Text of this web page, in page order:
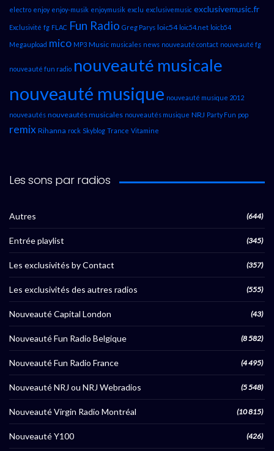
electro enjoy enjoy-musik enjoymusik exclu exclusivemusic exclusivemusic.fr
Exclusivité fg FLAC Fun Radio Greg Parys loic54 loic54.net loicb54
Megaupload mico MP3 Music musicales news nouveauté contact nouveauté fg
nouveauté fun radio nouveauté musicale
nouveauté musique nouveauté musique 2012
nouveautés nouveautés musicales nouveautés musique NRJ Party Fun pop
remix Rihanna rock Skyblog Trance Vitamine
Les sons par radios
Autres (644)
Entrée playlist (345)
Les exclusivités by Contact (357)
Les exclusivités des autres radios (555)
Nouveauté Capital London (43)
Nouveauté Fun Radio Belgique (8 582)
Nouveauté Fun Radio France (4 495)
Nouveauté NRJ ou NRJ Webradios (5 548)
Nouveauté Virgin Radio Montréal (10 815)
Nouveauté Y100 (426)